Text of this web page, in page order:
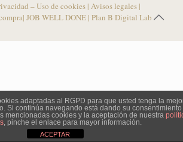
– Uso de cookies | Avisos legales |
| JOB WELL DONE | Plan B Digital Lab
adaptadas al RGPD para que usted tenga la
Si continúa navegando está dando su consentimiento
mencionadas cookies y la aceptación de nuestra
, pinche el enlace para mayor información.
ACEPTAR